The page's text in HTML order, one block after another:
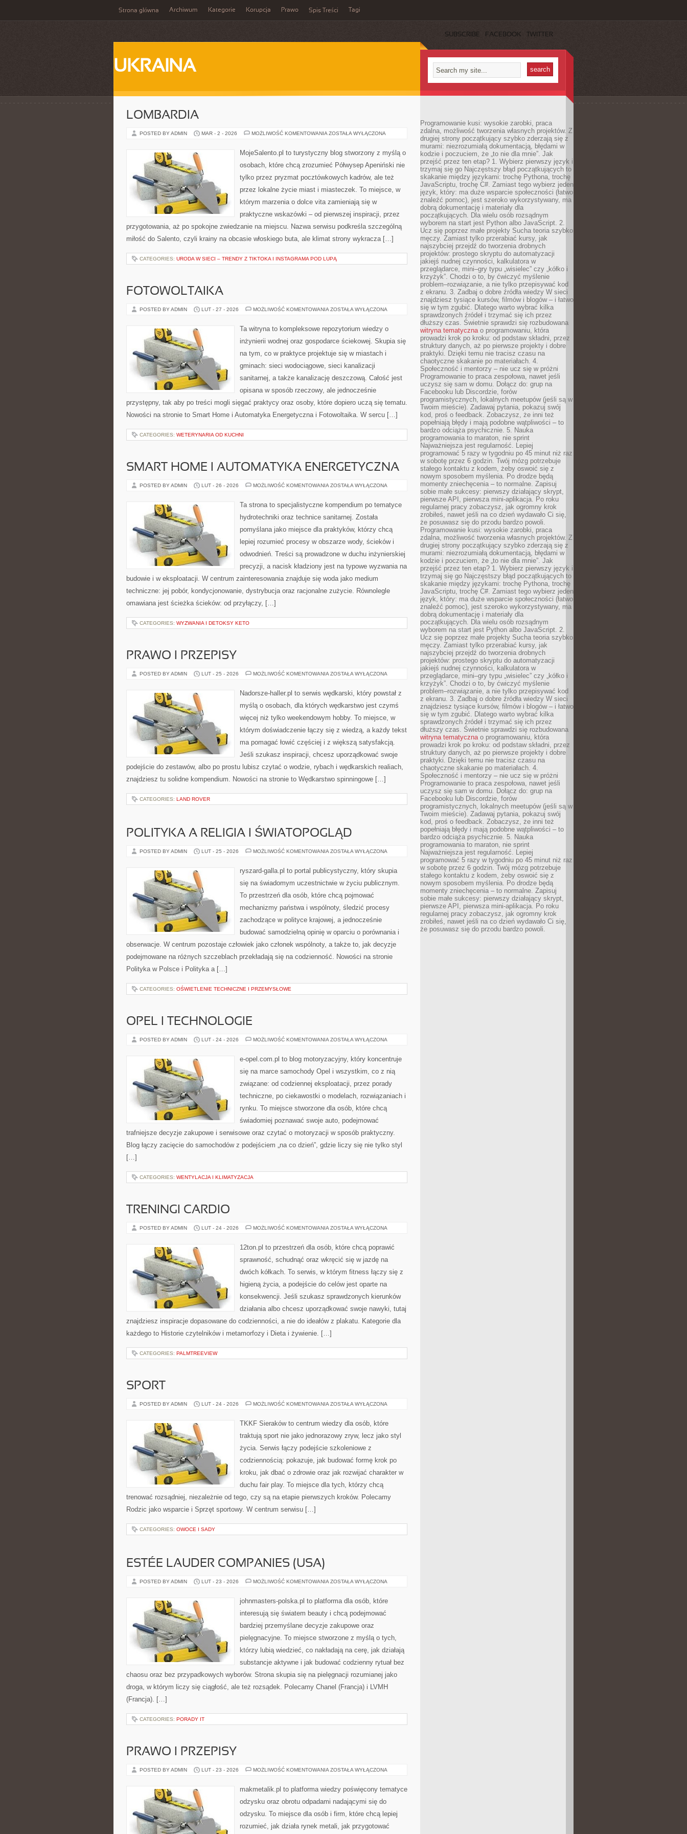
Strona główna Archiwum Kategorie Korupcja Prawo Spis Treści Tagi
SUBSCRIBE FACEBOOK TWITTER
UKRAINA
LOMBARDIA
POSTED BY ADMIN MAR - 2 - 2026 MOŻLIWOŚĆ KOMENTOWANIA LOMBARDIA
ZOSTAŁA WYŁĄCZONA
MojeSalento.pl to turystyczny blog stworzony z myślą o
osobach, które chcą zrozumieć Półwysep Apeniński nie
tylko przez pryzmat pocztówkowych kadrów, ale też
przez lokalne życie miast i miasteczek. To miejsce, w
którym marzenia o dolce vita zamieniają się w
praktyczne wskazówki – od pierwszej inspiracji, przez
przygotowania, aż po spokojne zwiedzanie na miejscu. Nazwa serwisu podkreśla szczególną
miłość do Salento, czyli krainy na obcasie włoskiego buta, ale klimat strony wykracza […]
CATEGORIES: URODA W SIECI – TRENDY Z TIKTOKA I INSTAGRAMA POD LUPĄ
FOTOWOLTAIKA
POSTED BY ADMIN LUT - 27 - 2026 MOŻLIWOŚĆ KOMENTOWANIA FOTOWOLTAIKA
ZOSTAŁA WYŁĄCZONA
Ta witryna to kompleksowe repozytorium wiedzy o
inżynierii wodnej oraz gospodarce ściekowej. Skupia się
na tym, co w praktyce projektuje się w miastach i
gminach: sieci wodociągowe, sieci kanalizacji
sanitarnej, a także kanalizację deszczową. Całość jest
opisana w sposób rzeczowy, ale jednocześnie
przystępny, tak aby po treści mogli sięgać praktycy oraz osoby, które dopiero uczą się tematu.
Nowości na stronie to Smart Home i Automatyka Energetyczna i Fotowoltaika. W sercu […]
CATEGORIES: WETERYNARIA OD KUCHNI
SMART HOME I AUTOMATYKA ENERGETYCZNA
POSTED BY ADMIN LUT - 26 - 2026 MOŻLIWOŚĆ KOMENTOWANIA SMART
AUTOMATYKA
ENERGETYCZNA
ZOSTAŁA WYŁĄCZONA
Ta strona to specjalistyczne kompendium po tematyce
hydrotechniki oraz technice sanitarnej. Została
pomyślana jako miejsce dla praktyków, którzy chcą
lepiej rozumieć procesy w obszarze wody, ścieków i
odwodnień. Treści są prowadzone w duchu inżynierskiej
precyzji, a nacisk kładziony jest na typowe wyzwania na
budowie i w eksploatacji. W centrum zainteresowania znajduje się woda jako medium
techniczne: jej pobór, kondycjonowanie, dystrybucja oraz racjonalne zużycie. Równolegle
omawiana jest ścieżka ścieków: od przyłączy, […]
CATEGORIES: WYZWANIA I DETOKSY KETO
PRAWO I PRZEPISY
POSTED BY ADMIN LUT - 25 - 2026 MOŻLIWOŚĆ KOMENTOWANIA PRAWO
ZOSTAŁA WYŁĄCZONA
Nadorsze-haller.pl to serwis wędkarski, który powstał z
myślą o osobach, dla których wędkarstwo jest czymś
więcej niż tylko weekendowym hobby. To miejsce, w
którym doświadczenie łączy się z wiedzą, a każdy tekst
ma pomagać łowić częściej i z większą satysfakcją.
Jeśli szukasz inspiracji, chcesz uporządkować swoje
podejście do zestawów, albo po prostu lubisz czytać o wodzie, rybach i wędkarskich realiach,
znajdziesz tu solidne kompendium. Nowości na stronie to Wędkarstwo spinningowe […]
CATEGORIES: LAND ROVER
POLITYKA A RELIGIA I ŚWIATOPOGLĄD
POSTED BY ADMIN LUT - 25 - 2026 MOŻLIWOŚĆ KOMENTOWANIA POLITYKA
ŚWIATOPOGLĄD
ZOSTAŁA WYŁĄCZONA
ryszard-galla.pl to portal publicystyczny, który skupia
się na świadomym uczestnictwie w życiu publicznym.
To przestrzeń dla osób, które chcą pojmować
mechanizmy państwa i wspólnoty, śledzić procesy
zachodzące w polityce krajowej, a jednocześnie
budować samodzielną opinię w oparciu o porównania i
obserwacje. W centrum pozostaje człowiek jako członek wspólnoty, a także to, jak decyzje
podejmowane na różnych szczeblach przekładają się na codzienność. Nowości na stronie
Polityka w Polsce i Polityka a […]
CATEGORIES: OŚWIETLENIE TECHNICZNE I PRZEMYSŁOWE
OPEL I TECHNOLOGIE
POSTED BY ADMIN LUT - 24 - 2026 MOŻLIWOŚĆ KOMENTOWANIA OPEL
ZOSTAŁA WYŁĄCZONA
e-opel.com.pl to blog motoryzacyjny, który koncentruje
się na marce samochody Opel i wszystkim, co z nią
związane: od codziennej eksploatacji, przez porady
techniczne, po ciekawostki o modelach, rozwiązaniach i
rynku. To miejsce stworzone dla osób, które chcą
świadomiej poznawać swoje auto, podejmować
trafniejsze decyzje zakupowe i serwisowe oraz czytać o motoryzacji w sposób praktyczny.
Blog łączy zacięcie do samochodów z podejściem „na co dzień”, gdzie liczy się nie tylko styl
[…]
CATEGORIES: WENTYLACJA I KLIMATYZACJA
TRENINGI CARDIO
POSTED BY ADMIN LUT - 24 - 2026 MOŻLIWOŚĆ KOMENTOWANIA TRENINGI
ZOSTAŁA WYŁĄCZONA
12ton.pl to przestrzeń dla osób, które chcą poprawić
sprawność, schudnąć oraz wkręcić się w jazdę na
dwóch kółkach. To serwis, w którym fitness łączy się z
higieną życia, a podejście do celów jest oparte na
konsekwencji. Jeśli szukasz sprawdzonych kierunków
działania albo chcesz uporządkować swoje nawyki, tutaj
znajdziesz inspiracje dopasowane do codzienności, a nie do ideałów z plakatu. Kategorie dla
każdego to Historie czytelników i metamorfozy i Dieta i żywienie. […]
CATEGORIES: PALMTREEVIEW
SPORT
POSTED BY ADMIN LUT - 24 - 2026 MOŻLIWOŚĆ KOMENTOWANIA SPORT
ZOSTAŁA WYŁĄCZONA
TKKF Sieraków to centrum wiedzy dla osób, które
traktują sport nie jako jednorazowy zryw, lecz jako styl
życia. Serwis łączy podejście szkoleniowe z
codziennością: pokazuje, jak budować formę krok po
kroku, jak dbać o zdrowie oraz jak rozwijać charakter w
duchu fair play. To miejsce dla tych, którzy chcą
trenować rozsądniej, niezależnie od tego, czy są na etapie pierwszych kroków. Polecamy
Rodzic jako wsparcie i Sprzęt sportowy. W centrum serwisu […]
CATEGORIES: OWOCE I SADY
ESTÉE LAUDER COMPANIES (USA)
POSTED BY ADMIN LUT - 23 - 2026 MOŻLIWOŚĆ KOMENTOWANIA ESTÉE
ZOSTAŁA WYŁĄCZONA
johnmasters-polska.pl to platforma dla osób, które
interesują się światem beauty i chcą podejmować
bardziej przemyślane decyzje zakupowe oraz
pielęgnacyjne. To miejsce stworzone z myślą o tych,
którzy lubią wiedzieć, co nakładają na cerę, jak działają
substancje aktywne i jak budować codzienny rytuał bez
chaosu oraz bez przypadkowych wyborów. Strona skupia się na pielęgnacji rozumianej jako
droga, w którym liczy się ciągłość, ale też rozsądek. Polecamy Chanel (Francja) i LVMH
(Francja). […]
CATEGORIES: PORADY IT
PRAWO I PRZEPISY
POSTED BY ADMIN LUT - 23 - 2026 MOŻLIWOŚĆ KOMENTOWANIA PRAWO
ZOSTAŁA WYŁĄCZONA
makmetalik.pl to platforma wiedzy poświęcony tematyce
odzysku oraz obrotu odpadami nadającymi się do
odzysku. To miejsce dla osób i firm, które chcą lepiej
rozumieć, jak działa rynek metali, jak przygotować
Programowanie kusi: wysokie zarobki, praca
zdalna, możliwość tworzenia własnych projektów. Z
drugiej strony początkujący szybko zderzają się z
murami: niezrozumiałą dokumentacją, błędami w
kodzie i poczuciem, że „to nie dla mnie”. Jak
przejść przez ten etap? 1. Wybierz pierwszy język i
trzymaj się go Najczęstszy błąd początkujących to
skakanie między językami: trochę Pythona, trochę
JavaScriptu, trochę C#. Zamiast tego wybierz jeden
język, który: ma duże wsparcie społeczności (łatwo
znaleźć pomoc), jest szeroko wykorzystywany, ma
dobrą dokumentację i materiały dla
początkujących. Dla wielu osób rozsądnym
wyborem na start jest Python albo JavaScript. 2.
Ucz się poprzez małe projekty Sucha teoria szybko
męczy. Zamiast tylko przerabiać kursy, jak
najszybciej przejdź do tworzenia drobnych
projektów: prostego skryptu do automatyzacji
jakiejś nudnej czynności, kalkulatora w
przeglądarce, mini–gry typu „wisielec” czy „kółko i
krzyżyk”. Chodzi o to, by ćwiczyć myślenie
problem–rozwiązanie, a nie tylko przepisywać kod
z ekranu. 3. Zadbaj o dobre źródła wiedzy W sieci
znajdziesz tysiące kursów, filmów i blogów – i łatwo
się w tym zgubić. Dlatego warto wybrać kilka
sprawdzonych źródeł i trzymać się ich przez
dłuższy czas. Świetnie sprawdzi się rozbudowana
witryna tematycznao programowaniu, która
prowadzi krok po kroku: od podstaw składni, przez
struktury danych, aż po pierwsze projekty i dobre
praktyki. Dzięki temu nie tracisz czasu na
chaotyczne skakanie po materiałach. 4.
Społeczność i mentorzy – nie ucz się w próżni
Programowanie to praca zespołowa, nawet jeśli
uczysz się sam w domu. Dołącz do: grup na
Facebooku lub Discordzie, forów
programistycznych, lokalnych meetupów (jeśli są w
Twoim mieście). Zadawaj pytania, pokazuj swój
kod, proś o feedback. Zobaczysz, że inni też
popełniają błędy i mają podobne wątpliwości – to
bardzo odciąża psychicznie. 5. Nauka
programowania to maraton, nie sprint
Najważniejsza jest regularność. Lepiej
programować 5 razy w tygodniu po 45 minut niż raz
w sobotę przez 6 godzin. Twój mózg potrzebuje
stałego kontaktu z kodem, żeby oswoić się z
nowym sposobem myślenia. Po drodze będą
momenty zniechęcenia – to normalne. Zapisuj
sobie małe sukcesy: pierwszy działający skrypt,
pierwsze API, pierwsza mini-aplikacja. Po roku
regularnej pracy zobaczysz, jak ogromny krok
zrobiłeś, nawet jeśli na co dzień wydawało Ci się,
że posuwasz się do przodu bardzo powoli.
Programowanie kusi: wysokie zarobki, praca
zdalna, możliwość tworzenia własnych projektów. Z
drugiej strony początkujący szybko zderzają się z
murami: niezrozumiałą dokumentacją, błędami w
kodzie i poczuciem, że „to nie dla mnie”. Jak
przejść przez ten etap? 1. Wybierz pierwszy język i
trzymaj się go Najczęstszy błąd początkujących to
skakanie między językami: trochę Pythona, trochę
JavaScriptu, trochę C#. Zamiast tego wybierz jeden
język, który: ma duże wsparcie społeczności (łatwo
znaleźć pomoc), jest szeroko wykorzystywany, ma
dobrą dokumentację i materiały dla
początkujących. Dla wielu osób rozsądnym
wyborem na start jest Python albo JavaScript. 2.
Ucz się poprzez małe projekty Sucha teoria szybko
męczy. Zamiast tylko przerabiać kursy, jak
najszybciej przejdź do tworzenia drobnych
projektów: prostego skryptu do automatyzacji
jakiejś nudnej czynności, kalkulatora w
przeglądarce, mini–gry typu „wisielec” czy „kółko i
krzyżyk”. Chodzi o to, by ćwiczyć myślenie
problem–rozwiązanie, a nie tylko przepisywać kod
z ekranu. 3. Zadbaj o dobre źródła wiedzy W sieci
znajdziesz tysiące kursów, filmów i blogów – i łatwo
się w tym zgubić. Dlatego warto wybrać kilka
sprawdzonych źródeł i trzymać się ich przez
dłuższy czas. Świetnie sprawdzi się rozbudowana
witryna tematycznao programowaniu, która
prowadzi krok po kroku: od podstaw składni, przez
struktury danych, aż po pierwsze projekty i dobre
praktyki. Dzięki temu nie tracisz czasu na
chaotyczne skakanie po materiałach. 4.
Społeczność i mentorzy – nie ucz się w próżni
Programowanie to praca zespołowa, nawet jeśli
uczysz się sam w domu. Dołącz do: grup na
Facebooku lub Discordzie, forów
programistycznych, lokalnych meetupów (jeśli są w
Twoim mieście). Zadawaj pytania, pokazuj swój
kod, proś o feedback. Zobaczysz, że inni też
popełniają błędy i mają podobne wątpliwości – to
bardzo odciąża psychicznie. 5. Nauka
programowania to maraton, nie sprint
Najważniejsza jest regularność. Lepiej
programować 5 razy w tygodniu po 45 minut niż raz
w sobotę przez 6 godzin. Twój mózg potrzebuje
stałego kontaktu z kodem, żeby oswoić się z
nowym sposobem myślenia. Po drodze będą
momenty zniechęcenia – to normalne. Zapisuj
sobie małe sukcesy: pierwszy działający skrypt,
pierwsze API, pierwsza mini-aplikacja. Po roku
regularnej pracy zobaczysz, jak ogromny krok
zrobiłeś, nawet jeśli na co dzień wydawało Ci się,
że posuwasz się do przodu bardzo powoli.